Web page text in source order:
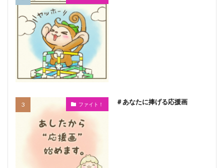
ファイト！ ＃あなたに捧げる応援画